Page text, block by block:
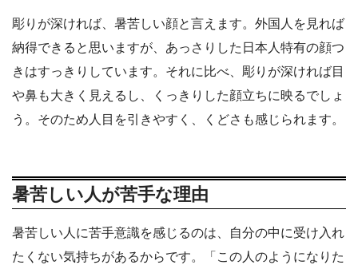
彫りが深ければ、暑苦しい顔と言えます。外国人を見れば
納得できると思いますが、あっさりした日本人特有の顔つ
きはすっきりしています。それに比べ、彫りが深ければ目
や鼻も大きく見えるし、くっきりした顔立ちに映るでしょ
う。そのため人目を引きやすく、くどさも感じられます。
暑苦しい人が苦手な理由
暑苦しい人に苦手意識を感じるのは、自分の中に受け入れ
たくない気持ちがあるからです。「この人のようになりた